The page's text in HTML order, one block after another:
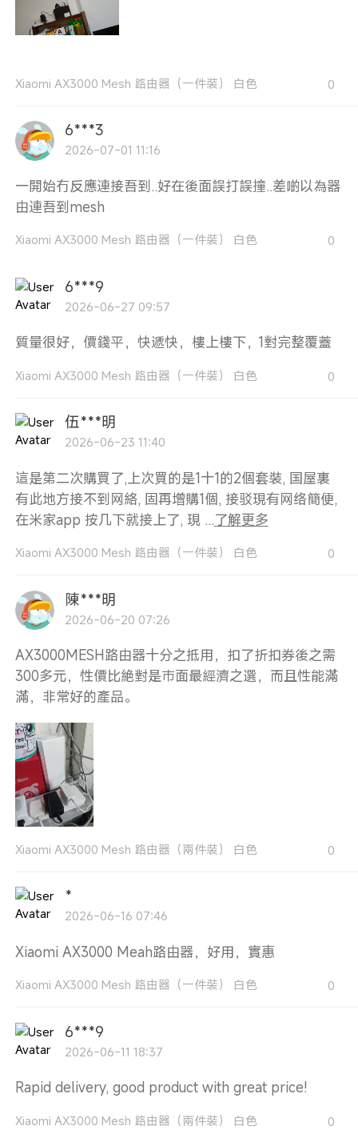
Xiaomi AX3000 Mesh 路由器（一件裝） 白色 0
6***3
2026-07-01 11:16
一開始冇反應連接吾到..好在後面誤打誤撞..差啲以為器
由連吾到mesh
Xiaomi AX3000 Mesh 路由器（一件裝） 白色 0
6***9
2026-06-27 09:57
質量很好，價錢平，快遞快，樓上樓下，1對完整覆蓋
Xiaomi AX3000 Mesh 路由器（一件裝） 白色 0
伍***明
2026-06-23 11:40
這是第二次購買了,上次買的是1十1的2個套裝, 国屋裏
有此地方接不到网絡, 固再增購1個, 接驳現有网络簡便,
在米家app 按几下就接上了, 現 ...了解更多
Xiaomi AX3000 Mesh 路由器（一件裝） 白色 0
陳***明
2026-06-20 07:26
AX3000MESH路由器十分之抵用，扣了折扣券後之需
300多元，性價比絶對是巿面最經濟之選，而且性能滿
滿，非常好的產品。
Xiaomi AX3000 Mesh 路由器（兩件裝） 白色 0
*
2026-06-16 07:46
Xiaomi AX3000 Meah路由器，好用，實惠
Xiaomi AX3000 Mesh 路由器（一件裝） 白色 0
6***9
2026-06-11 18:37
Rapid delivery, good product with great price!
Xiaomi AX3000 Mesh 路由器（兩件裝） 白色 0